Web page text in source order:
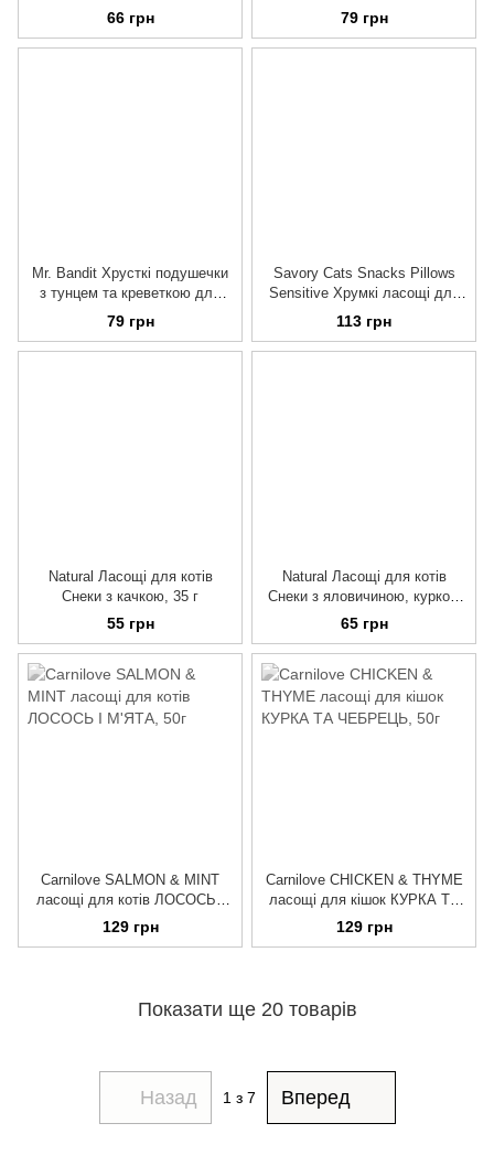
котів, сушені сонячні окуні, 20
66 грн
40 г
79 грн
Mr. Bandit Хрусткі подушечки
з тунцем та креветкою для
котів, 40 г
79 грн
Savory Cats Snacks Pillows
Sensitive Хрумкі ласощі для
дорослих котів з чутливим
травленням, 60 г
113 грн
Natural Ласощі для котів
Снеки з качкою, 35 г
55 грн
Natural Ласощі для котів
Снеки з яловичиною, куркою
та льоном, 35 г
65 грн
Carnilove SALMON & MINT
ласощі для котів ЛОСОСЬ І
М'ЯТА, 50г
129 грн
Carnilove CHICKEN & THYME
ласощі для кішок КУРКА ТА
ЧЕБРЕЦЬ, 50г
129 грн
Показати ще 20 товарів
Назад 1 з 7 Вперед